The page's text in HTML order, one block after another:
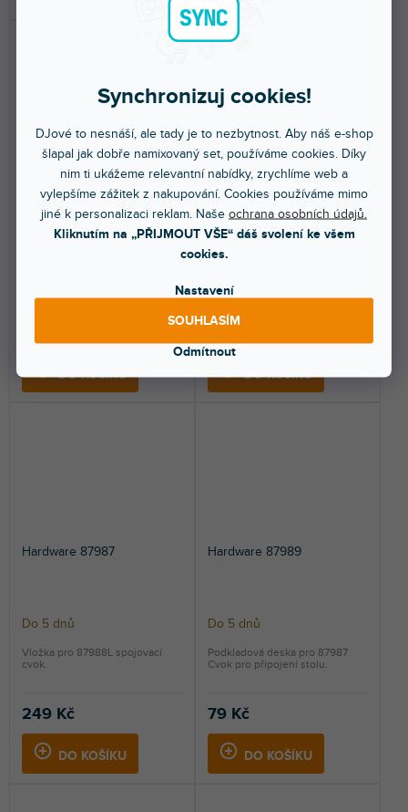
Synchronizuj cookies!
DJové to nesnáší, ale tady je to nezbytnost. Aby náš e-shop
šlapal jak dobře namixovaný set, používáme cookies. Díky
nim ti ukážeme relevantní nabídky, zrychlíme web a
vylepšíme zážitek z nakupování. Cookies používáme mimo
jiné k personalizaci reklam. Naše ochrana osobních údajů.
Kliknutím na „PŘIJMOUT VŠE“ dáš svolení ke všem
cookies.
Nastavení
Odmítnout
SOUHLASÍM
Hardware 559942
Do 5 dnů
DO KOŠÍKU
Hardware 559950
Do 5 dnů
DO KOŠÍKU
Hardware 87987
Do 5 dnů
249 Kč
DO KOŠÍKU
Vložka pro 87988L spojovací
cvok.
Hardware 87989
Do 5 dnů
79 Kč
DO KOŠÍKU
Podkladová deska pro 87987
Cvok pro připojení stolu.